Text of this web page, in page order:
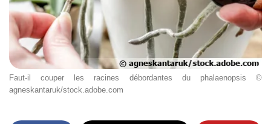
Faut-il couper les racines débordantes du phalaenopsis ©
agneskantaruk/stock.adobe.com